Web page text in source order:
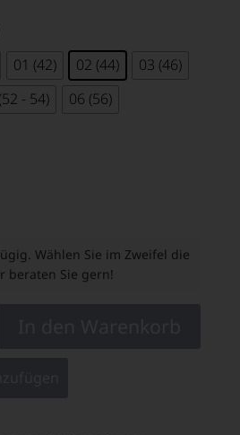
01 (42) 02 (44)
03 (46)
- 54) 06 (56)
Wählen Sie im Zweifel die
beraten Sie gern!